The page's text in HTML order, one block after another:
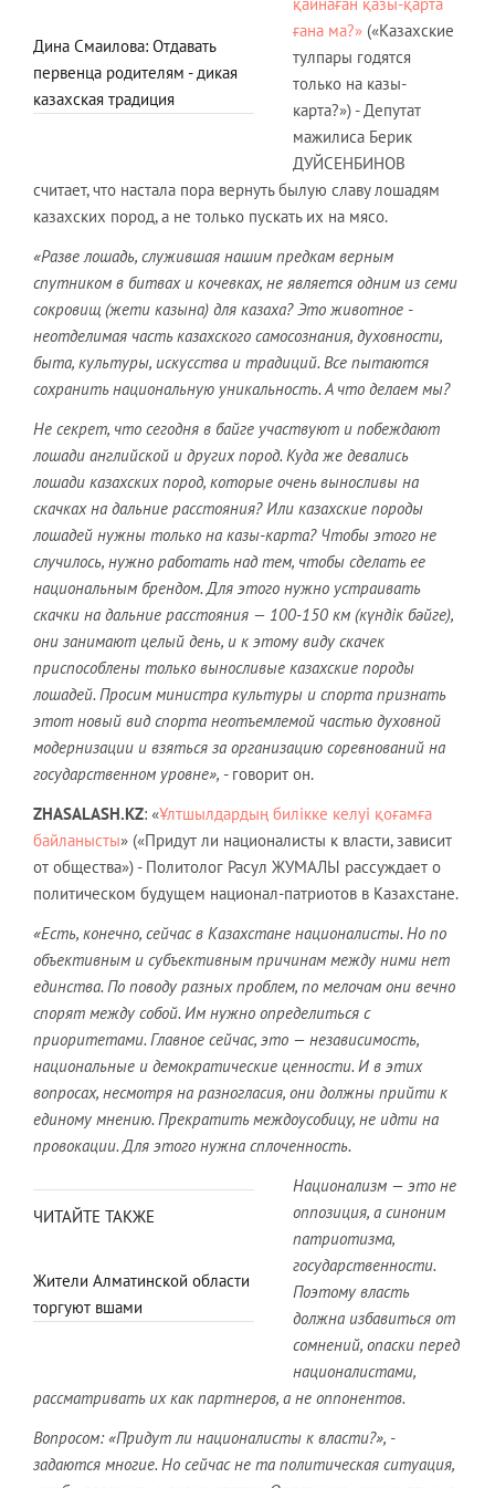
Дина Смаилова: Отдавать
первенца родителям - дикая
казахская традиция
ғана ма?» («Казахские
тулпары годятся
только на казы-
карта?») - Депутат
мажилиса Берик
ДУЙСЕНБИНОВ
считает, что настала пора вернуть былую славу лошадям
казахских пород, а не только пускать их на мясо.
«Разве лошадь, служившая нашим предкам верным
спутником в битвах и кочевках, не является одним из семи
сокровищ (жети казына) для казаха? Это животное -
неотделимая часть казахского самосознания, духовности,
быта, культуры, искусства и традиций. Все пытаются
сохранить национальную уникальность. А что делаем мы?
Не секрет, что сегодня в байге участвуют и побеждают
лошади английской и других пород. Куда же девались
лошади казахских пород, которые очень выносливы на
скачках на дальние расстояния? Или казахские породы
лошадей нужны только на казы-карта? Чтобы этого не
случилось, нужно работать над тем, чтобы сделать ее
национальным брендом. Для этого нужно устраивать
скачки на дальние расстояния — 100-150 км (күндік бәйге),
они занимают целый день, и к этому виду скачек
приспособлены только выносливые казахские породы
лошадей. Просим министра культуры и спорта признать
этот новый вид спорта неотъемлемой частью духовной
модернизации и взяться за организацию соревнований на
государственном уровне», - говорит он.
ZHASALASH.KZ: «Ұлтшылдардың билікке келуі қоғамға
байланысты» («Придут ли националисты к власти, зависит
от общества») - Политолог Расул ЖУМАЛЫ рассуждает о
политическом будущем национал-патриотов в Казахстане.
«Есть, конечно, сейчас в Казахстане националисты. Но по
объективным и субъективным причинам между ними нет
единства. По поводу разных проблем, по мелочам они вечно
спорят между собой. Им нужно определиться с
приоритетами. Главное сейчас, это — независимость,
национальные и демократические ценности. И в этих
вопросах, несмотря на разногласия, они должны прийти к
единому мнению. Прекратить междоусобицу, не идти на
провокации. Для этого нужна сплоченность.
ЧИТАЙТЕ ТАКЖЕ
Жители Алматинской области
торгуют вшами
Национализм — это не
оппозиция, а синоним
патриотизма,
государственности.
Поэтому власть
должна избавиться от
сомнений, опаски перед
националистами,
рассматривать их как партнеров, а не оппонентов.
Вопросом: «Придут ли националисты к власти?», -
задаются многие. Но сейчас не та политическая ситуация,